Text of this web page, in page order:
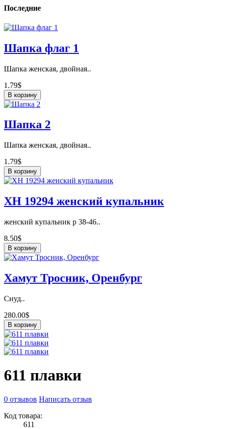
Последние
Шапка флаг 1
Шапка женская, двойная..
1.79$
В корзину
Шапка 2
Шапка женская, двойная..
1.79$
В корзину
ХН 19294 женский купальник
женский купальник р 38-46..
8.50$
В корзину
Хамут Тросник, Оренбург
Снуд..
280.00$
В корзину
611 плавки
0 отзывов Написать отзыв
Код товара:
611